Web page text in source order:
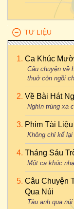
TƯ LIỆU
Ca Khúc
Câu chuyện về
thuở còn ngồi
Về Bài Hát
Nghìn trùng xa
Phim Tài
Không chỉ kể
Tháng Sáu
Một ca khúc
Câu Chuyện
Qua Núi
Tàu anh qua